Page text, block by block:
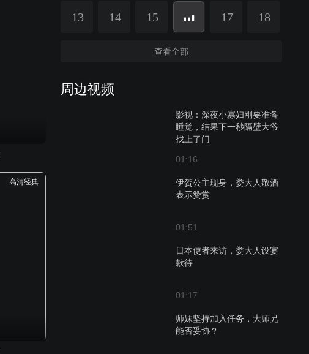
13 14 15 17 18
查看全部
周边视频
影视：深夜小寡妇刚要准备
睡觉，结果下一秒隔壁大爷
找上了门
01:16
伊贺公主现身，娄大人敬酒
表示赞赏
01:51
日本使者来访，娄大人设宴
款待
01:17
师妹坚持加入任务，大师兄
能否妥协？
高清经典